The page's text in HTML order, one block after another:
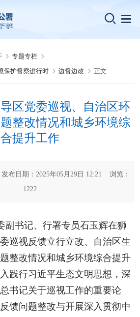
专题专栏
保护督察进行时
边督边改 正文
区党委巡视、自治区环
整改情况和城乡环境综
合提升工作
日期：2025年05月29日 12:21 浏览：
1222
副书记、行署专员石玉辉在狮
巡视反馈立行立改、自治区生
整改情况和城乡环境综合提升
践行习近平生态文明思想，深
书记关于巡视工作的重要论
馈问题整改与开展深入贯彻中